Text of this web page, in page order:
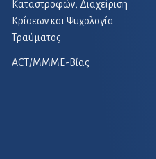
Καταστροφών, Διαχείριση
Κρίσεων και Ψυχολογία
Τραύματος
ACT/ΜΜΜΕ-Βίας